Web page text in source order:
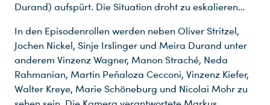
Durand) aufspürt. Die Situation droht zu eskalieren…
In den Episodenrollen werden neben Oliver Stritzel,
Jochen Nickel, Sinje Irslinger und Meira Durand unter
anderem Vinzenz Wagner, Manon Straché, Neda
Rahmanian, Martin Peñaloza Cecconi, Vinzenz Kiefer,
Walter Kreye, Marie Schöneburg und Nicolai Mohr zu